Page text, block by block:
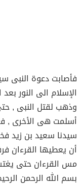
فأصابت دعوة النبى
الإسلام الى النور
وذهب لقتل النبى ,
أسلمت هى الأخرى ,
سيدنا سعيد بن زيد
أن يعطيها القرءان
مس القرءان حتى
بسم الله الرحمن